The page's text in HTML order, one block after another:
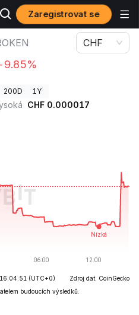
Zaregistrovat se
UNBROKEN
9.85%
CHF
200D 1Y
CHF 0.000017
(UTC+0)
Zdroj dat: CoinGecko
budoucích výsledků.